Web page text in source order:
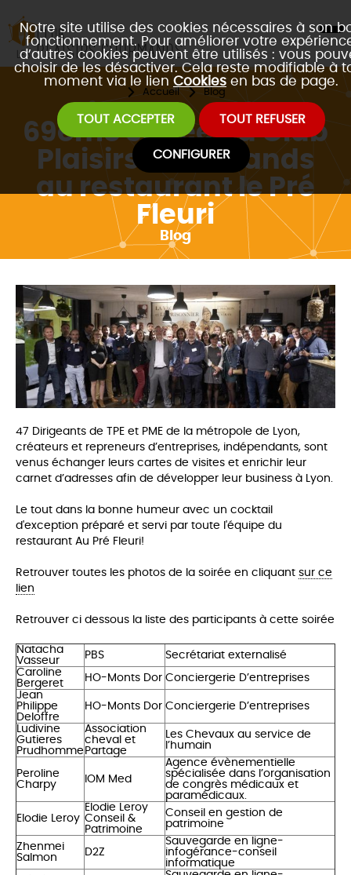
Notre site utilise des cookies nécessaires à son
fonctionnement. Pour améliorer votre
d’autres cookies peuvent être utilisés : vous
choisir de les désactiver. Cela reste modifiable à
moment via le lien Cookies en bas de page.
TOUT ACCEPTER TOUT REFUSER
CONFIGURER
Accueil Blog
69ème soirée du Club
Plaisirs Gourmands
au restaurant le Pré
Fleuri
Blog
47 Dirigeants de TPE et PME de la métropole de Lyon,
créateurs et repreneurs d’entreprises, indépendants, sont
venus échanger leurs cartes de visites et enrichir leur
carnet d’adresses afin de développer leur business à Lyon.
Le tout dans la bonne humeur avec un cocktail
d'exception préparé et servi par toute l'équipe du
restaurant Au Pré Fleuri!
Retrouver toutes les photos de la soirée en cliquant sur ce
lien
Retrouver ci dessous la liste des participants à cette soirée
Natacha
Vasseur
PBS
Secrétariat externalisé
Caroline
Bergeret
HO-Monts Dor Conciergerie D’entreprises
Jean
Philippe
Deloffre
HO-Monts Dor Conciergerie D’entreprises
Ludivine
Gutieres
Prudhomme
Association
cheval et
Partage
Les Chevaux au service de
l’humain
Peroline
Charpy
IOM Med
Agence évènementielle
spécialisée dans l’organisation
de congrès médicaux et
paramédicaux.
Elodie Leroy
Elodie Leroy
Conseil &
Patrimoine
Conseil en gestion de
patrimoine
Zhenmei
Salmon
D2Z
Sauvegarde en ligne-
infogérance-conseil
informatique